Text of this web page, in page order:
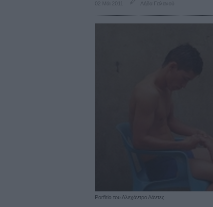
02 Μάι 2011 Λήδα Γαλανού
Porfirio του Αλεχάντρο Λάντες